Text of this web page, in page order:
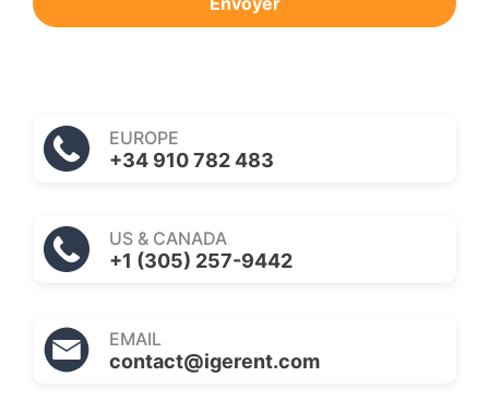
EUROPE
+34 910 782 483
US & CANADA
+1 (305) 257-9442
EMAIL
contact@igerent.com